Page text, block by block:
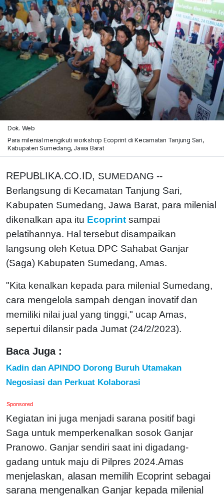
Dok. Web
Para milenial mengikuti workshop Ecoprint di Kecamatan Tanjung Sari,
Kabupaten Sumedang, Jawa Barat
REPUBLIKA.CO.ID, SUMEDANG --
Berlangsung di Kecamatan Tanjung Sari,
Kabupaten Sumedang, Jawa Barat, para milenial
dikenalkan apa itu Ecoprint sampai
pelatihannya. Hal tersebut disampaikan
langsung oleh Ketua DPC Sahabat Ganjar
(Saga) Kabupaten Sumedang, Amas.
"Kita kenalkan kepada para milenial Sumedang,
cara mengelola sampah dengan inovatif dan
memiliki nilai jual yang tinggi," ucap Amas,
sepertui dilansir pada Jumat (24/2/2023).
Baca Juga :
Kadin dan APINDO Dorong Buruh Utamakan
Negosiasi dan Perkuat Kolaborasi
Sponsored
Kegiatan ini juga menjadi sarana positif bagi
Saga untuk memperkenalkan sosok Ganjar
Pranowo. Ganjar sendiri saat ini digadang-
gadang untuk maju di Pilpres 2024.Amas
menjelaskan, alasan memilih Ecoprint sebagai
sarana mengenalkan Ganjar kepada milenial